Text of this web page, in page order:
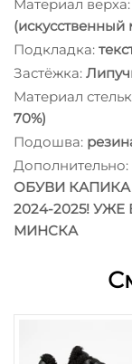
Материал верха:
(искусственный
Подкладка:
Застёжка:
Материал
70%)
Подошва:
Дополнительно:
ОБУВИ
2024-2025!
МИНСКА